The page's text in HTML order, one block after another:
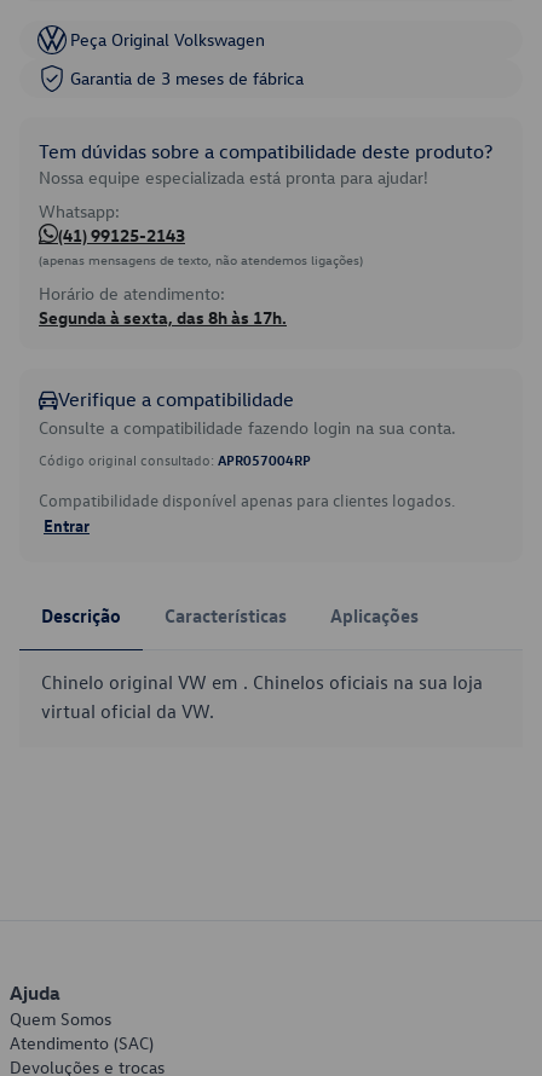
Peça Original Volkswagen
Garantia de 3 meses de fábrica
Tem dúvidas sobre a compatibilidade deste produto?
Nossa equipe especializada está pronta para ajudar!
Whatsapp:
(41) 99125-2143
(apenas mensagens de texto, não atendemos ligações)
Horário de atendimento:
Segunda à sexta, das 8h às 17h.
Verifique a compatibilidade
Consulte a compatibilidade fazendo login na sua conta.
Código original consultado: APR057004RP
Compatibilidade disponível apenas para clientes logados.
Entrar
Descrição Características Aplicações
Chinelo original VW em . Chinelos oficiais na sua loja
virtual oficial da VW.
Ajuda
Quem Somos
Atendimento (SAC)
Devoluções e trocas